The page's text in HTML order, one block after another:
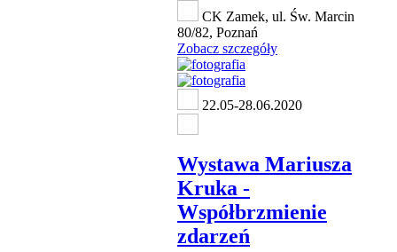
CK Zamek, ul. Św. Marcin
80/82, Poznań
Zobacz szczegóły
22.05-28.06.2020
Wystawa Mariusza
Kruka -
Współbrzmienie
zdarzeń